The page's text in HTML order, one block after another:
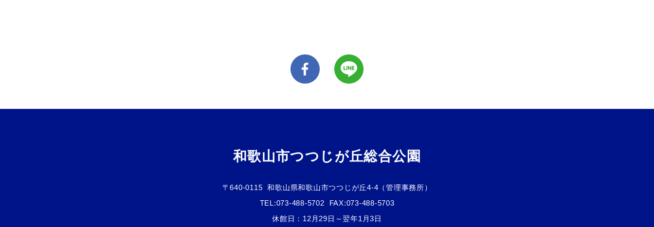
和歌山市つつじが丘総合公園
〒640-0115
和歌山県和歌山市つつじが丘4-4（管理事務所）
TEL:073-488-5702
FAX:073-488-5703
休館日：12月29日～翌年1月3日